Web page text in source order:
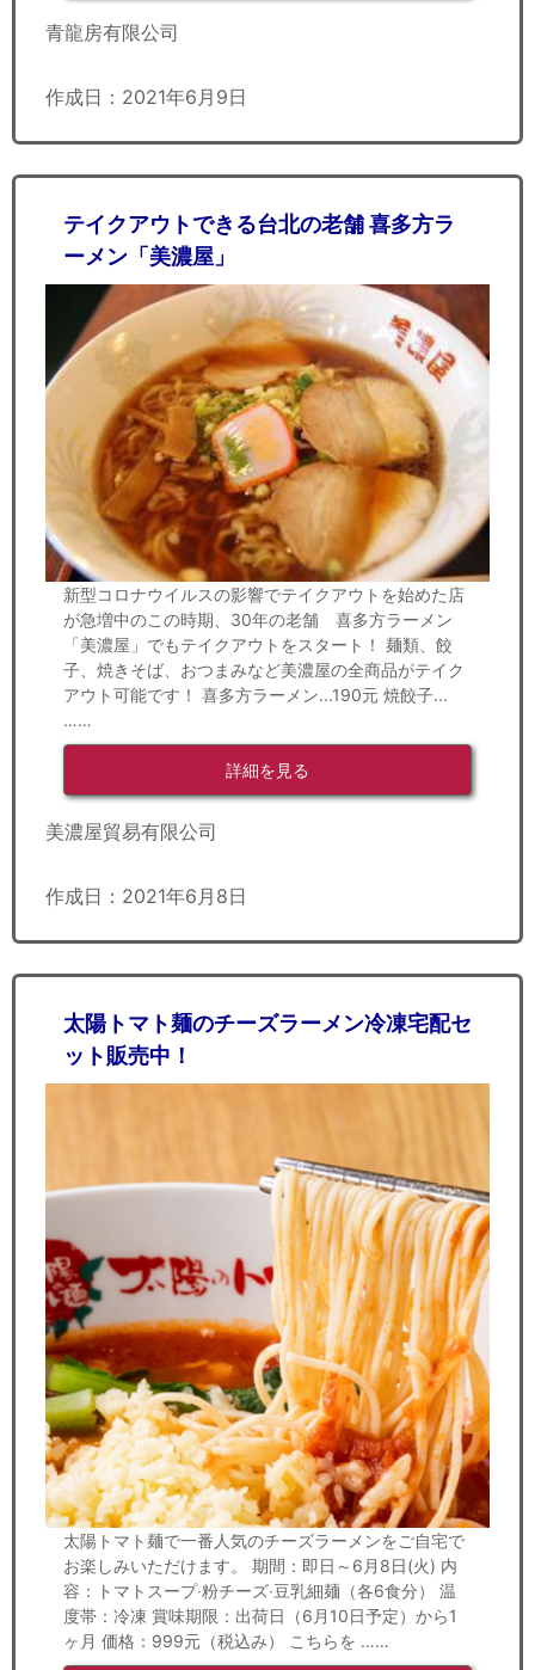
青龍房有限公司
作成日：2021年6月9日
テイクアウトできる台北の老舗 喜多方ラ
ーメン「美濃屋」
新型コロナウイルスの影響でテイクアウトを始めた店
が急増中のこの時期、30年の老舗 喜多方ラーメン
「美濃屋」でもテイクアウトをスタート！ 麺類、餃
子、焼きそば、おつまみなど美濃屋の全商品がテイク
アウト可能です！ 喜多方ラーメン...190元 焼餃子...
……
詳細を見る
美濃屋貿易有限公司
作成日：2021年6月8日
太陽トマト麺のチーズラーメン冷凍宅配セ
ット販売中！
太陽トマト麺で一番人気のチーズラーメンをご自宅で
お楽しみいただけます。 期間：即日～6月8日(火) 内
容：トマトスープ‧粉チーズ‧豆乳細麺（各6食分） 温
度帯：冷凍 賞味期限：出荷日（6月10日予定）から1
ヶ月 価格：999元（税込み） こちらを ……